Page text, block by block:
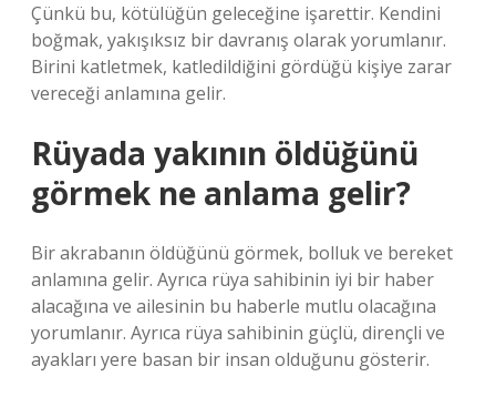
Çünkü bu, kötülüğün geleceğine işarettir. Kendini
boğmak, yakışıksız bir davranış olarak yorumlanır.
Birini katletmek, katledildiğini gördüğü kişiye zarar
vereceği anlamına gelir.
Rüyada yakının öldüğünü
görmek ne anlama gelir?
Bir akrabanın öldüğünü görmek, bolluk ve bereket
anlamına gelir. Ayrıca rüya sahibinin iyi bir haber
alacağına ve ailesinin bu haberle mutlu olacağına
yorumlanır. Ayrıca rüya sahibinin güçlü, dirençli ve
ayakları yere basan bir insan olduğunu gösterir.